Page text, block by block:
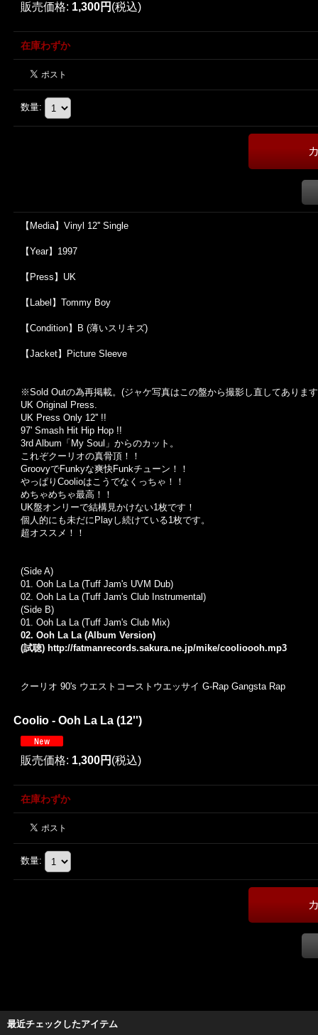
販売価格: 1,300円 (税込)
在庫わずか
数量:
【Media】Vinyl 12'' Single
【Year】1997
【Press】UK
【Label】Tommy Boy
【Condition】B (薄いスリキズ)
【Jacket】Picture Sleeve
※Sold Outの為再掲載。 (ジャケ写真はこの盤から撮影し直してありま
UK Original Press.
UK Press Only 12'' !!
97' Smash Hit Hip Hop !!
3rd Album 「 My Soul 」からのカット。
これぞクーリオの真骨頂！！
GroovyでFunkyな爽快Funkチューン！！
やっぱり Coolioはこうでなくっちゃ！！
めちゃめちゃ最高！！
UK盤オンリーで結構見かけない1枚です！
個人的にも未だに Playし続けている1枚です。
超オススメ！！
(Side A)
01. Ooh La La (Tuff Jam's UVM Dub)
02. Ooh La La (Tuff Jam's Club Instrumental)
(Side B)
01. Ooh La La (Tuff Jam's Club Mix)
02. Ooh La La (Album Version)
(試聴) http://fatmanrecords.sakura.ne.jp/mike/coolioooh.mp3
クーリオ 90's ウエストコースト ウエッサイ G-Rap Gangsta Rap
Coolio - Ooh La La (12'')
販売価格: 1,300円 (税込)
在庫わずか
数量:
最近チェックしたアイテム